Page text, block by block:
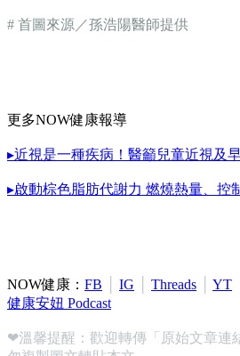
# 首圖來源／孫浩陽醫師提供
更多NOW健康報導
▸近視是一種疾病！醫籲兒童近視及
▸啟動棕色脂肪代謝力 燃燒熱量、控
NOW健康： FB IG Threads YT
健康安妞 Podcast
❤溫馨提醒：歡迎轉傳「原始文章連